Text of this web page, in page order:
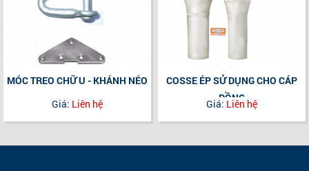
MÓC TREO CHỮ U - KHÁNH NÉO
Giá: Liên hệ
COSSE ÉP SỬ DỤNG CHO CÁP
ĐỒNG
Giá: Liên hệ